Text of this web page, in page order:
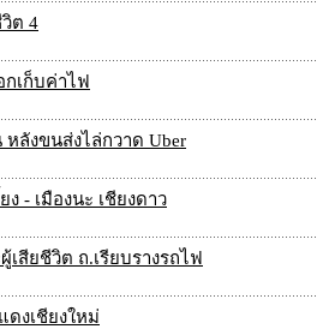
ต 4
เก็บค่าไฟ
ลังขนส่งไล่กวาด Uber
- เมืองนะ เชียงดาว
สียชีวิต ถ.เรียบรางรถไฟ
งเชียงใหม่